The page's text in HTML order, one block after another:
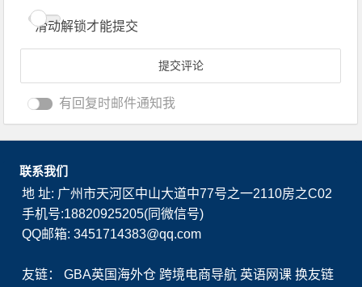
滑动解锁才能提交
有回复时邮件通知我
联系我们
地 址: 广州市天河区中山大道中77号之一2110房之C02
手机号:18820925205(同微信号)
QQ邮箱: 3451714383@qq.com
友链：GBA英国海外仓 跨境电商导航 英语网课 换友链